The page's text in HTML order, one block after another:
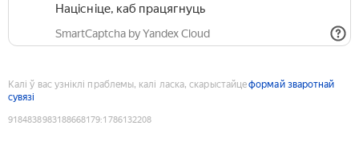
Націсніце, каб працягнуць
SmartCaptcha by Yandex Cloud
Калі ў вас узніклі праблемы, калі ласка, скарыстайцеформай зваротнай
сувязі
9184838983188668179:1786132208